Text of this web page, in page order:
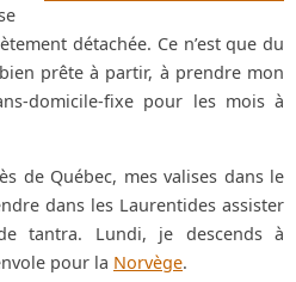
détachée. Ce n’est que du
prête à partir, à prendre mon
domicile-fixe pour les mois à
de Québec, mes valises dans le
dans les Laurentides assister
tantra. Lundi, je descends à
pour la Norvège.